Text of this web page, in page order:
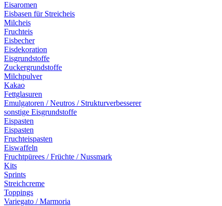
Eisaromen
Eisbasen für Streicheis
Milcheis
Fruchteis
Eisbecher
Eisdekoration
Eisgrundstoffe
Zuckergrundstoffe
Milchpulver
Kakao
Fettglasuren
Emulgatoren / Neutros / Strukturverbesserer
sonstige Eisgrundstoffe
Eispasten
Eispasten
Fruchteispasten
Eiswaffeln
Fruchtpürees / Früchte / Nussmark
Kits
Sprints
Streichcreme
Toppings
Variegato / Marmoria